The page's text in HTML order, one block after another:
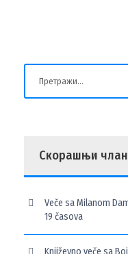
Скорашњи
Veče sa Milanom
19 časova
Književno veče sa